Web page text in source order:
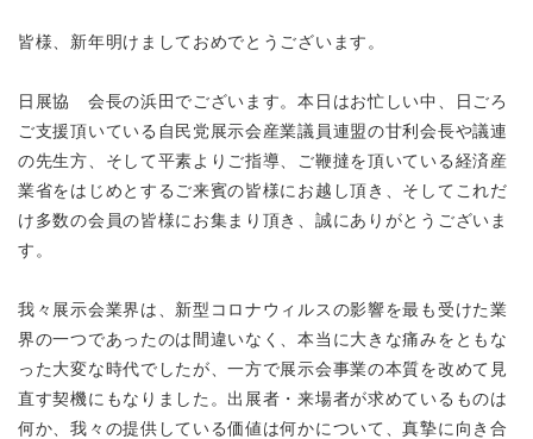
皆様、新年明けましておめでとうございます。
日展協 会長の浜田でございます。本日はお忙しい中、日ごろ
ご支援頂いている自民党展示会産業議員連盟の甘利会長や議連
の先生方、そして平素よりご指導、ご鞭撻を頂いている経済産
業省をはじめとするご来賓の皆様にお越し頂き、そしてこれだ
け多数の会員の皆様にお集まり頂き、誠にありがとうございま
す。
我々展示会業界は、新型コロナウィルスの影響を最も受けた業
界の一つであったのは間違いなく、本当に大きな痛みをともな
った大変な時代でしたが、一方で展示会事業の本質を改めて見
直す契機にもなりました。出展者・来場者が求めているものは
何か、我々の提供している価値は何かについて、真摯に向き合